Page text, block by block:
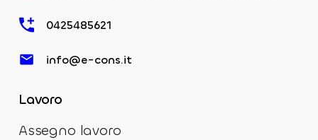
0425485621
info@e-cons.it
Lavoro
Assegno lavoro